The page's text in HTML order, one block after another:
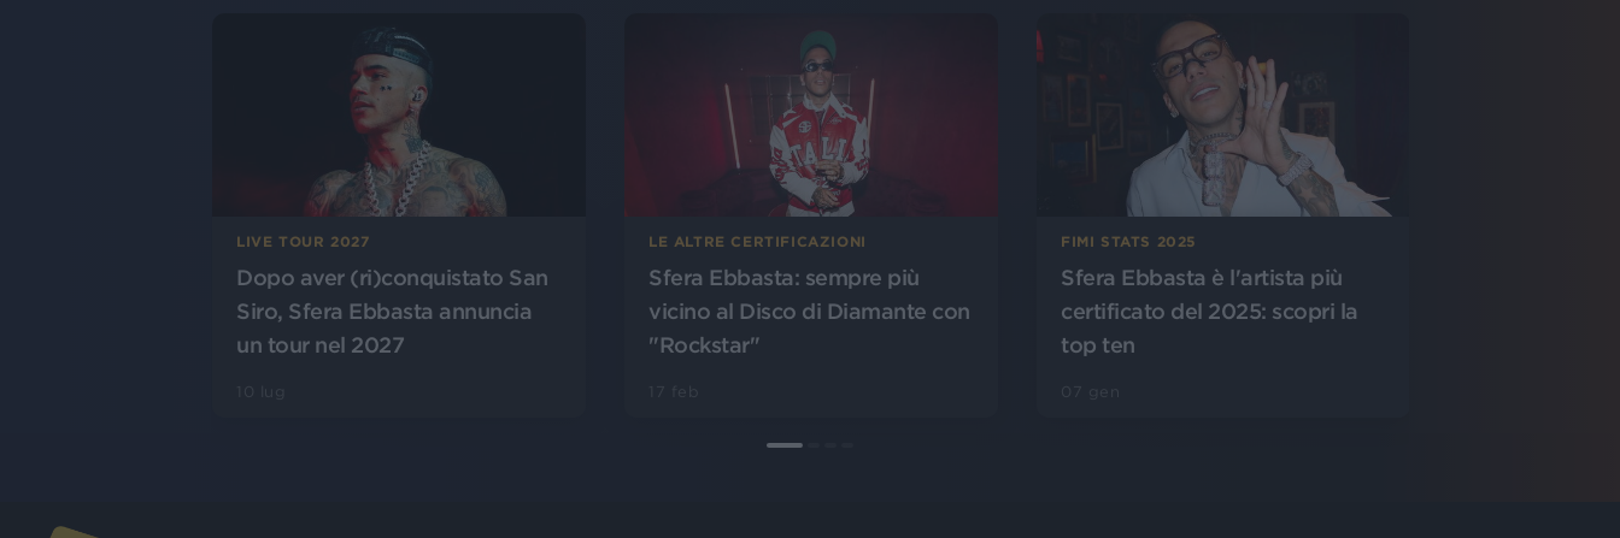
LIVE TOUR 2027
Dopo aver (ri)conquistato San
Siro, Sfera Ebbasta annuncia
un tour nel 2027
LE ALTRE CERTIFICAZIONI
Sfera Ebbasta: sempre più
vicino al Disco di Diamante con
"Rockstar"
FIMI STATS 2025
Sfera Ebbasta è l'artista più
certificato del 2025: scopri la
top ten